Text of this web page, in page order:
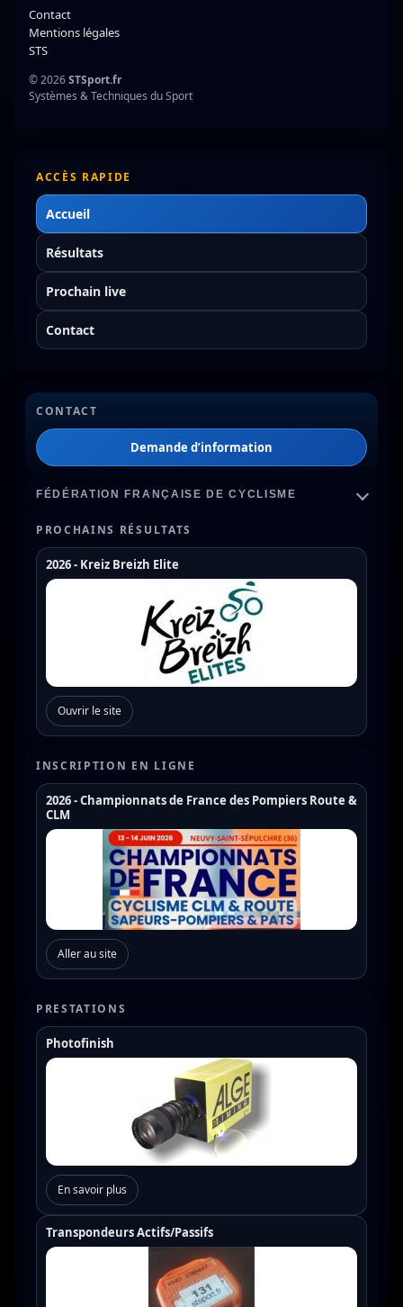
ACCÈS RAPIDE
Accueil
Résultats
Prochain live
Contact
CONTACT
Demande d’information
FÉDÉRATION FRANÇAISE DE CYCLISME
Championnats de France
Coupe de France Cyclo Cross
Coupe de France N1
Coupe de France N2
Coupe de France N3
Coupe de France U17
Coupe de France U19
Trophée de France
PROCHAINS RÉSULTATS
2026 - Kreiz Breizh Elite
Ouvrir le site
INSCRIPTION EN LIGNE
2026 - Championnats de France des Pompiers Route &
CLM
Aller au site
PRESTATIONS
Photofinish
En savoir plus
Transpondeurs Actifs/Passifs
Contact
Mentions légales
STS
© 2026STSport.fr
Systèmes & Techniques du Sport